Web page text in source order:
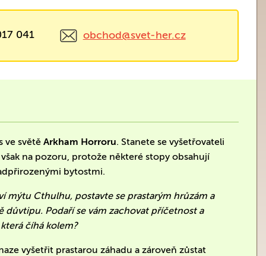
041 obchod@svet-her.cz
ve světěArkham Horroru. Stanete se vyšetřovateli
na pozoru, protože některé stopy obsahují
bytostmi.
mýtu Cthulhu, postavte se prastarým hrůzám a
Podaří se vám zachovat příčetnost a
číhá kolem?
vyšetřit prastarou záhadu a zároveň zůstat